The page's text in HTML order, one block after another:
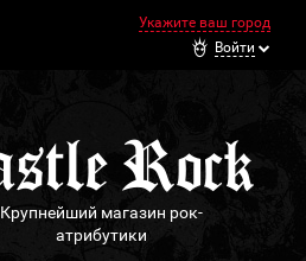
Укажите ваш город
Войти
Крупнейший магазин рок-
атрибутики